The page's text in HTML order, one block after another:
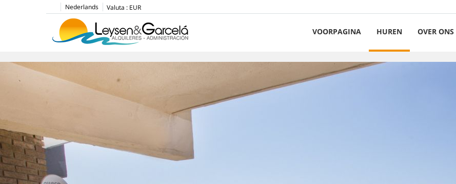
Nederlands Valuta : EUR
VOORPAGINA HUREN OVER ONS